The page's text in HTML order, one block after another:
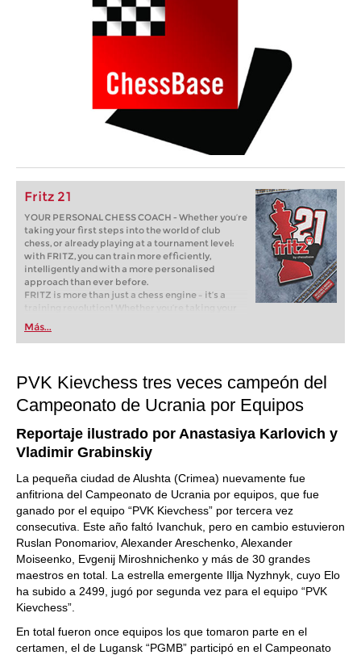
Fritz 21
YOUR PERSONAL CHESS COACH - Whether you’re
taking your first steps into the world of club
chess, or already playing at a tournament level:
with FRITZ, you can train more efficiently,
intelligently and with a more personalised
approach than ever before.
FRITZ is more than just a chess engine – it’s a
training revolution! Whether you’re taking your
first steps into the world of club chess, or already
playing at a tournament level: with FRITZ, you can
train more efficiently, intelligently and with a
Más...
PVK Kievchess tres veces campeón del
Campeonato de Ucrania por Equipos
Reportaje ilustrado por Anastasiya Karlovich y
Vladimir Grabinskiy
La pequeña ciudad de Alushta (Crimea) nuevamente fue
anfitriona del Campeonato de Ucrania por equipos, que fue
ganado por el equipo “PVK Kievchess” por tercera vez
consecutiva. Este año faltó Ivanchuk, pero en cambio estuvieron
Ruslan Ponomariov, Alexander Areschenko, Alexander
Moiseenko, Evgenij Miroshnichenko y más de 30 grandes
maestros en total. La estrella emergente Illja Nyzhnyk, cuyo Elo
ha subido a 2499, jugó por segunda vez para el equipo “PVK
Kievchess”.
En total fueron once equipos los que tomaron parte en el
certamen, el de Lugansk “PGMB” participó en el Campeonato